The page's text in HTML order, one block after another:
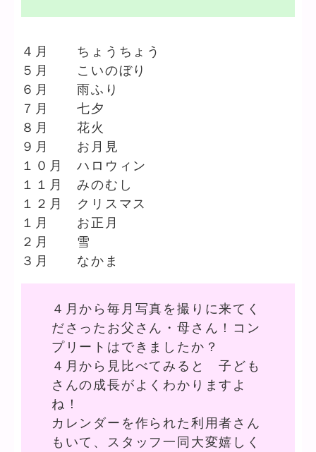
４月 ちょうちょう
５月 こいのぼり
６月 雨ふり
７月 七夕
８月 花火
９月 お月見
１０月 ハロウィン
１１月 みのむし
１２月 クリスマス
１月 お正月
２月 雪
３月 なかま
４月から毎月写真を撮りに来てく
ださったお父さん・母さん！コン
プリートはできましたか？
４月から見比べてみると 子ども
さんの成長がよくわかりますよ
ね！
カレンダーを作られた利用者さん
もいて、スタッフ一同大変嬉しく